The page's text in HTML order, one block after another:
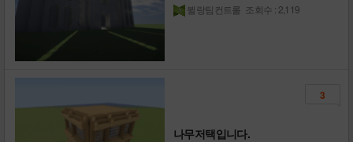
뷜랑팀컨트롤 조회수 : 2,119
나무저택입니다.
3